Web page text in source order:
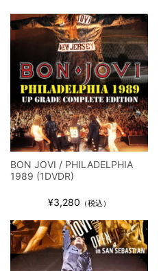
BON JOVI / PHILADELPHIA
1989 (1DVDR)
¥3,280 （税込）